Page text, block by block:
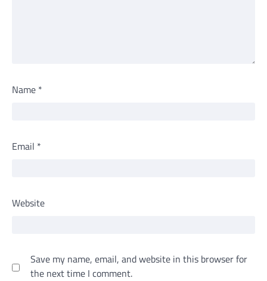
Name *
Email *
Website
Save my name, email, and website in this browser for
the next time I comment.